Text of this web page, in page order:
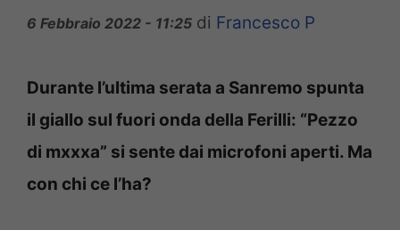
6 Febbraio 2022 - 11:25 di Francesco P
Durante l’ultima serata a Sanremo spunta
il giallo sul fuori onda della Ferilli: “Pezzo
di mxxxa” si sente dai microfoni aperti. Ma
con chi ce l’ha?